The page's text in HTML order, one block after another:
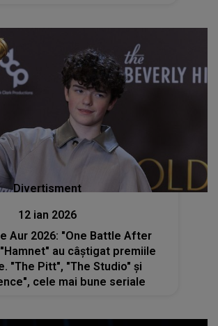
Divertisment
12 ian 2026
Battle After
au câştigat premiile
"The Pitt", "The Studio" şi
cele mai bune seriale